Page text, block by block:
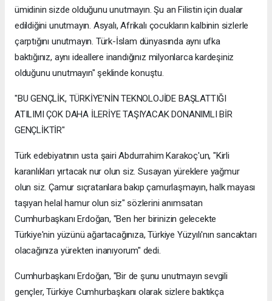
ümidinin sizde olduğunu unutmayın. Şu an Filistin için dualar
edildiğini unutmayın. Asyalı, Afrikalı çocukların kalbinin sizlerle
çarptığını unutmayın. Türk-İslam dünyasında aynı ufka
baktığınız, aynı ideallere inandığınız milyonlarca kardeşiniz
olduğunu unutmayın" şeklinde konuştu.
"BU GENÇLİK, TÜRKİYE’NİN TEKNOLOJİDE BAŞLATTIĞI
ATILIMI ÇOK DAHA İLERİYE TAŞIYACAK DONANIMLI BİR
GENÇLİKTİR"
Türk edebiyatının usta şairi Abdurrahim Karakoç'un, "Kirli
karanlıkları yırtacak nur olun siz. Susayan yüreklere yağmur
olun siz. Çamur sıçratanlara bakıp çamurlaşmayın, halk mayası
taşıyan helal hamur olun siz" sözlerini anımsatan
Cumhurbaşkanı Erdoğan, "Ben her birinizin gelecekte
Türkiye'nin yüzünü ağartacağınıza, Türkiye Yüzyılı'nın sancaktarı
olacağınıza yürekten inanıyorum" dedi.
Cumhurbaşkanı Erdoğan, "Bir de şunu unutmayın sevgili
gençler, Türkiye Cumhurbaşkanı olarak sizlere baktıkça